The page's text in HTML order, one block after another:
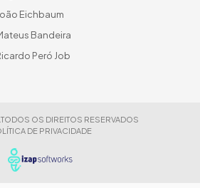
Eichbaum
Bandeira
Peró Job
TODOS OS DIREITOS RESERVADOS
DE PRIVACIDADE